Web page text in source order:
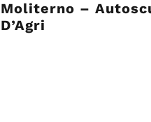
Moliterno –
D’Agri